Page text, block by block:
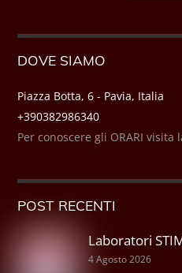
DOVE SIAMO
Piazza Botta, 6 - Pavia, Italia
+390382986340
Per conoscere gli ORARI visita
POST RECENTI
Laboratori
4 Agosto 2026